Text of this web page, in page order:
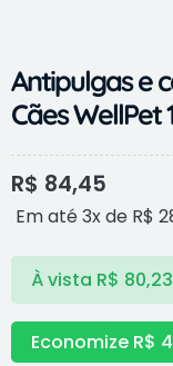
Antipulgas e
Cães WellPet
R$ 84,45
Em até 3x de R$
À vista R$ 80,23
Economize R$